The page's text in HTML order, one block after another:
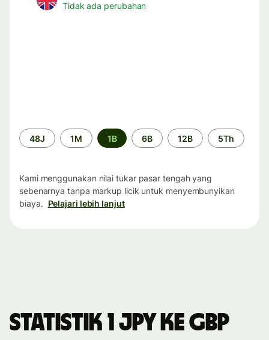
Tidak ada perubahan
Periode
waktu
48J 1M 1B 6B 12B 5Th
Kami menggunakan nilai tukar pasar tengah yang
sebenarnya tanpa markup licik untuk menyembunyikan
biaya. Pelajari lebih lanjut
Statistik 1 JPY ke GBP